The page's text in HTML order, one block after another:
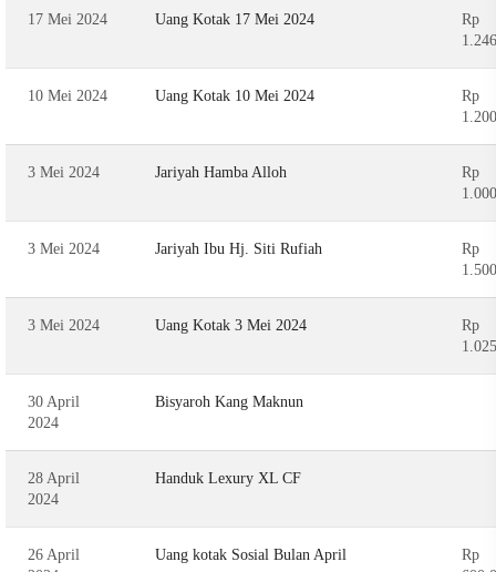
17 Mei 2024 Uang Kotak 17 Mei 2024
Rp
10 Mei 2024 Uang Kotak 10 Mei 2024
Rp
3 Mei 2024 Jariyah Hamba Alloh
Rp
3 Mei 2024 Jariyah Ibu Hj. Siti Rufiah
Rp
3 Mei 2024 Uang Kotak 3 Mei 2024
Rp
30 April
2024
Bisyaroh Kang Maknun
28 April
2024
Handuk Lexury XL CF
26 April
Uang kotak Sosial Bulan April
Rp